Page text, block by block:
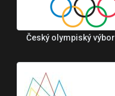
Český olympiský výbor